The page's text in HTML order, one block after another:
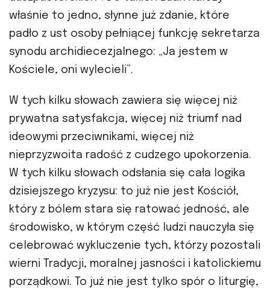
właśnie to jedno, słynne już zdanie, które
padło z ust osoby pełniącej funkcję sekretarza
synodu archidiecezjalnego: „Ja jestem w
Kościele, oni wylecieli”.
W tych kilku słowach zawiera się więcej niż
prywatna satysfakcja, więcej niż triumf nad
ideowymi przeciwnikami, więcej niż
nieprzyzwoita radość z cudzego upokorzenia.
W tych kilku słowach odsłania się cała logika
dzisiejszego kryzysu: to już nie jest Kościół,
który z bólem stara się ratować jedność, ale
środowisko, w którym część ludzi nauczyła się
celebrować wykluczenie tych, którzy pozostali
wierni Tradycji, moralnej jasności i katolickiemu
porządkowi. To już nie jest tylko spór o liturgię,